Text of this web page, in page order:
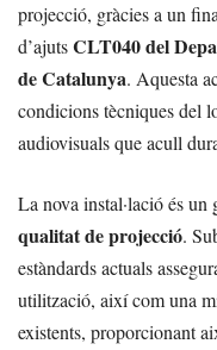
projecció, gràcies a un
d’ajutsCLT040 del
de Catalunya. Aquesta
condicions tècniques del
audiovisuals que acull
La nova instal·lació és un
qualitat de projecció.
estàndards actuals
utilització, així com una
existents, proporcionant